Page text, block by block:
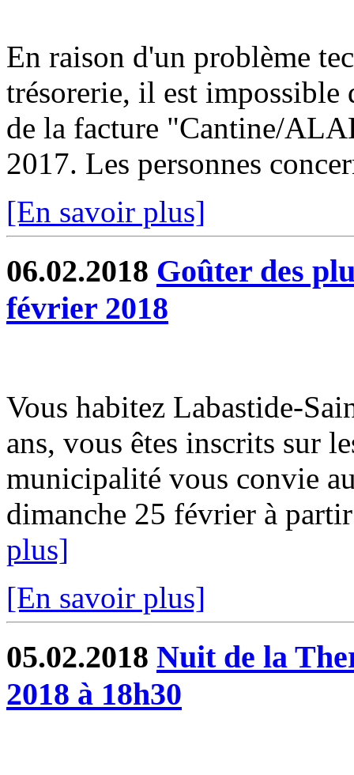
En raison d'un problème
trésorerie, il est
de la facture "Cantine/
2017. Les personnes
[En savoir plus]
06.02.2018 Goûter des
février 2018
Vous habitez Labastide-
ans, vous êtes inscrits sur
municipalité vous convie
dimanche 25 février à
plus]
[En savoir plus]
05.02.2018 Nuit de la
2018 à 18h30